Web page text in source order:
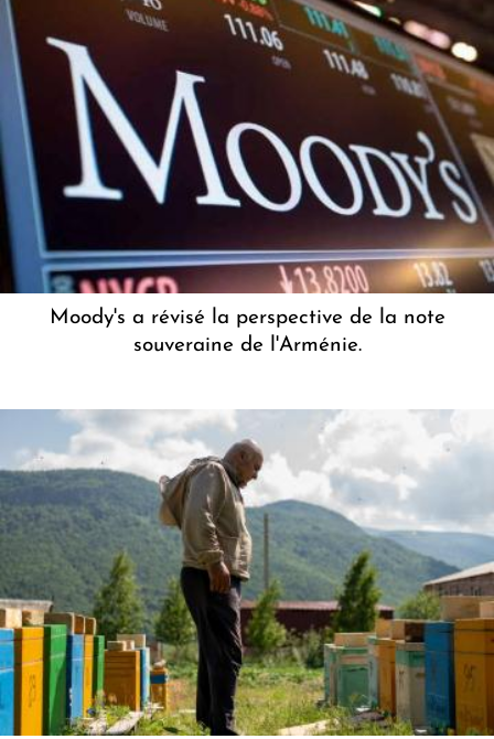
Moody's a révisé la perspective de la note
souveraine de l'Arménie.